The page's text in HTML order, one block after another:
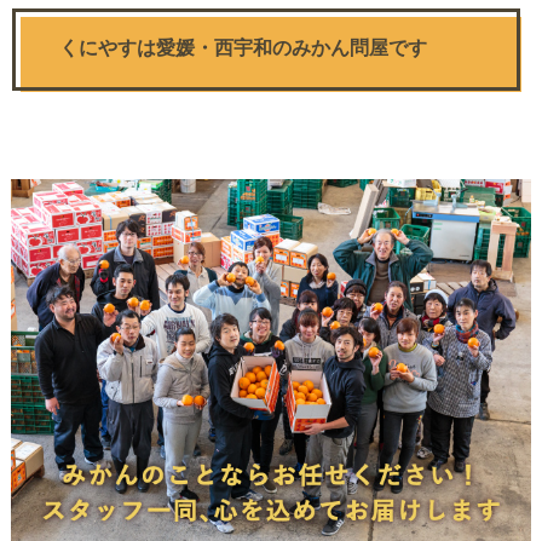
くにやすは愛媛・西宇和のみかん問屋です